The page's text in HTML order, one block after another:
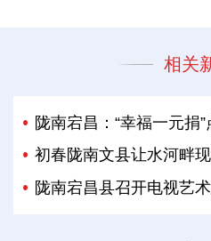
相关
陇南宕昌：“幸福一元捐
初春陇南文县让水河畔
陇南宕昌县召开电视艺